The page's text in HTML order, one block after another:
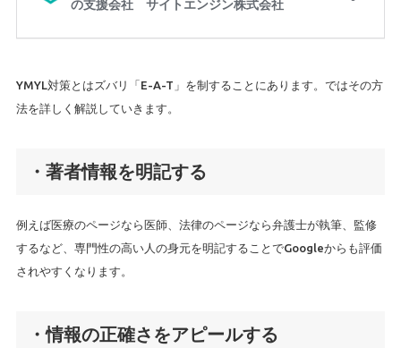
YMYL対策とはズバリ「E-A-T」を制することにあります。ではその方
法を詳しく解説していきます。
・著者情報を明記する
例えば医療のページなら医師、法律のページなら弁護士が執筆、監修
するなど、専門性の高い人の身元を明記することでGoogleからも評価
されやすくなります。
・情報の正確さをアピールする